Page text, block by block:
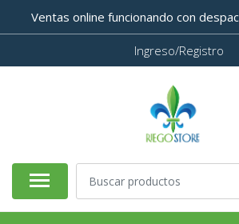
Ventas online funcionando con
Ingreso/Registro